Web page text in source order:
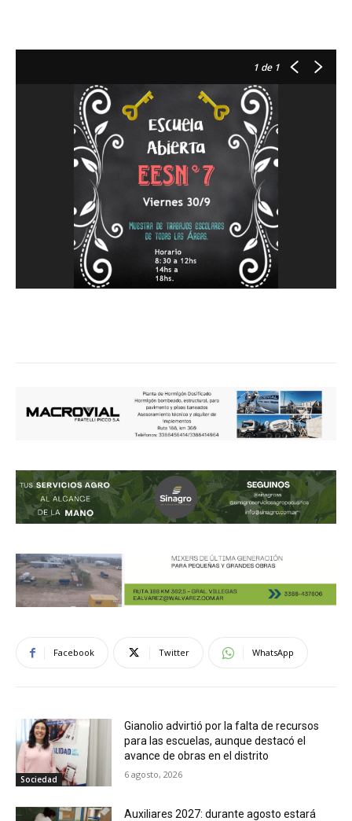
1 de 1
Facebook Twitter WhatsApp
Sociedad
Gianolio advirtió por la falta de recursos
para las escuelas, aunque destacó el
avance de obras en el distrito
6 agosto, 2026
Auxiliares 2027: durante agosto estará